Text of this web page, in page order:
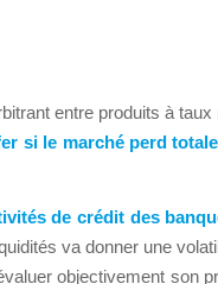
entre produits à
si le marché perd
de crédit des
va donner une
objectivement son